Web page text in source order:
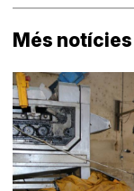
Més notícies